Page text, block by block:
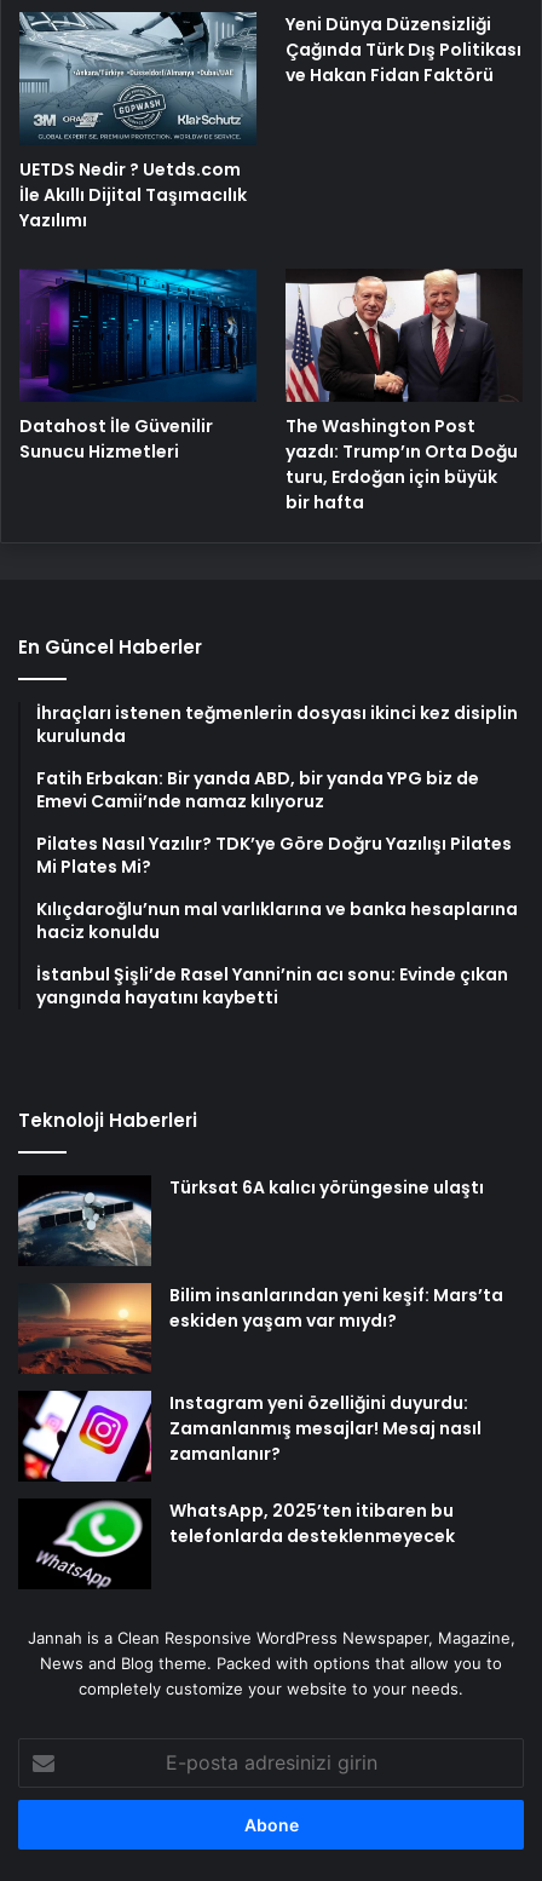
UETDS Nedir ? Uetds.com
İle Akıllı Dijital Taşımacılık
Yazılımı
Yeni Dünya Düzensizliği
Çağında Türk Dış Politikası
ve Hakan Fidan Faktörü
Datahost İle Güvenilir
Sunucu Hizmetleri
The Washington Post
yazdı: Trump’ın Orta Doğu
turu, Erdoğan için büyük
bir hafta
En Güncel Haberler
İhraçları istenen teğmenlerin dosyası ikinci kez disiplin
kurulunda
Fatih Erbakan: Bir yanda ABD, bir yanda YPG biz de
Emevi Camii’nde namaz kılıyoruz
Pilates Nasıl Yazılır? TDK’ye Göre Doğru Yazılışı Pilates
Mi Plates Mi?
Kılıçdaroğlu’nun mal varlıklarına ve banka hesaplarına
haciz konuldu
İstanbul Şişli’de Rasel Yanni’nin acı sonu: Evinde çıkan
yangında hayatını kaybetti
Teknoloji Haberleri
Türksat 6A kalıcı yörüngesine ulaştı
Bilim insanlarından yeni keşif: Mars’ta
eskiden yaşam var mıydı?
Instagram yeni özelliğini duyurdu:
Zamanlanmış mesajlar! Mesaj nasıl
zamanlanır?
WhatsApp, 2025’ten itibaren bu
telefonlarda desteklenmeyecek
Jannah is a Clean Responsive WordPress Newspaper, Magazine,
News and Blog theme. Packed with options that allow you to
completely customize your website to your needs.
posta
adresinizi